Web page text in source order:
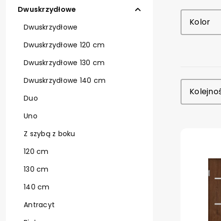
Kolorowe
Polstar
Nova 72
Nova 72
Dwuskrzydłowe
Dwuskrzydłowe
Dwuskrzydłowe 120 cm
Dwuskrzydłowe 130 cm
Dwuskrzydłowe 140 cm
Duo
Uno
Z szybą z boku
120 cm
130 cm
140 cm
Antracyt
Kolor